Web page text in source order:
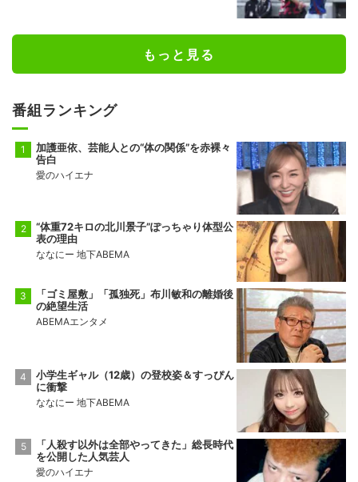
もっと見る
番組ランキング
加護亜依、芸能人との“体の関係”を赤裸々
告白
愛のハイエナ
“体重72キロの北川景子”ぽっちゃり体型公
表の理由
ななにー 地下ABEMA
「ゴミ屋敷」「孤独死」布川敏和の離婚後
の絶望生活
ABEMAエンタメ
小学生ギャル（12歳）の登校姿＆すっぴん
に衝撃
ななにー 地下ABEMA
「人殺す以外は全部やってきた」総長時代
を公開した人気芸人
愛のハイエナ